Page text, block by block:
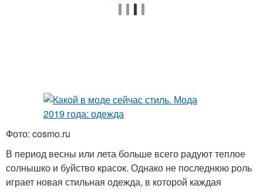
Фото: cosmo.ru
В период весны или лета больше всего радуют теплое
солнышко и буйство красок. Однако не последнюю роль
играет новая стильная одежда, в которой каждая